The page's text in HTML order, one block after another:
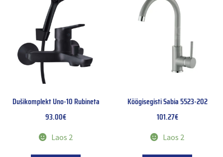
Dušikomplekt Uno-10 Rubineta
93.00€
Laos 2
Köögisegisti Sabia 5523-202
101.27€
Laos 2